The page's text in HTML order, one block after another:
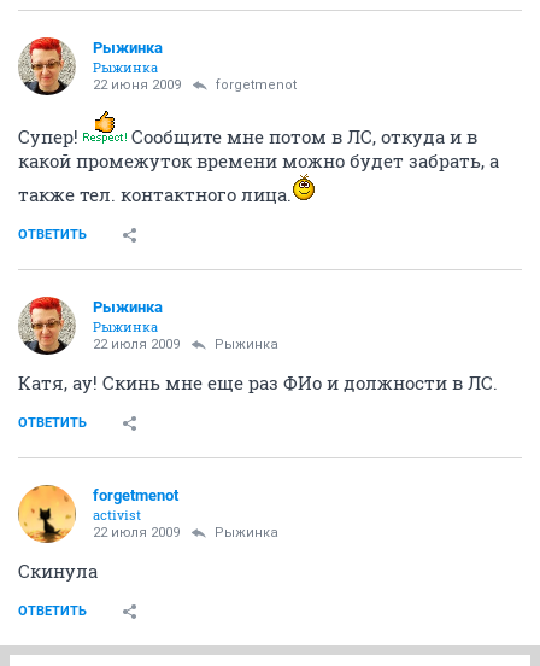
Рыжинка
Рыжинка
22 июня 2009 forgetmenot
Супер!
Сообщите мне потом в ЛС, откуда и в
какой промежуток времени можно будет забрать, а
также тел. контактного лица.
ОТВЕТИТЬ
Рыжинка
Рыжинка
22 июля 2009 Рыжинка
Катя, ау! Скинь мне еще раз ФИо и должности в ЛС.
ОТВЕТИТЬ
forgetmenot
activist
22 июля 2009 Рыжинка
Скинула
ОТВЕТИТЬ